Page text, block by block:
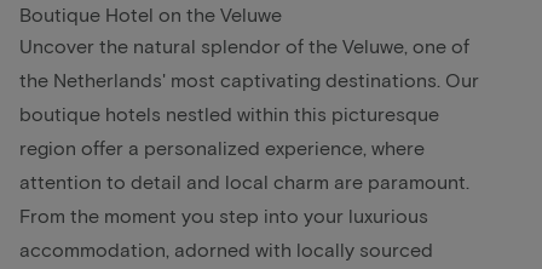
Boutique Hotel on the Veluwe
Uncover the natural splendor of the Veluwe, one of
the Netherlands' most captivating destinations. Our
boutique hotels nestled within this picturesque
region offer a personalized experience, where
attention to detail and local charm are paramount.
From the moment you step into your luxurious
accommodation, adorned with locally sourced